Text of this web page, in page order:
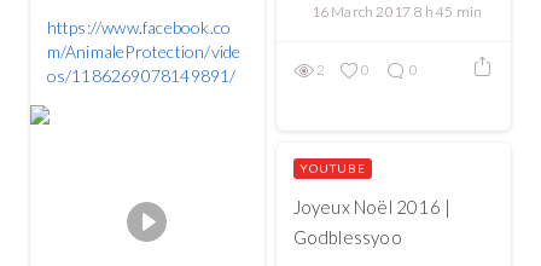
16 March 2017 8 h 45 min
2 0 0
https://www.facebook.co
m/AnimaleProtection/vide
os/1186269078149891/
Joyeux Noël 2016 |
Godblessyoo
YOUTUBE